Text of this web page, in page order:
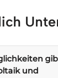
und